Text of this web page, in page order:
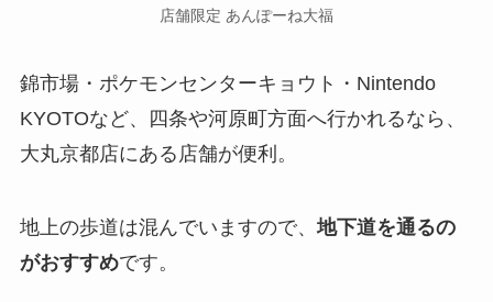
店舗限定 あんぽーね大福
錦市場・ポケモンセンターキョウト・Nintendo
KYOTOなど、四条や河原町方面へ行かれるなら、
大丸京都店にある店舗が便利。
地上の歩道は混んでいますので、地下道を通るの
がおすすめです。